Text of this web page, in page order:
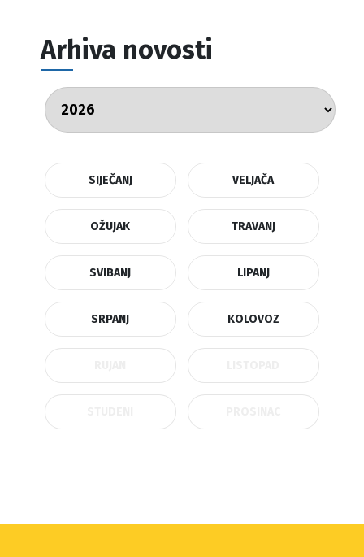
Arhiva novosti
SIJEČANJ VELJAČA
OŽUJAK TRAVANJ
SVIBANJ LIPANJ
SRPANJ KOLOVOZ